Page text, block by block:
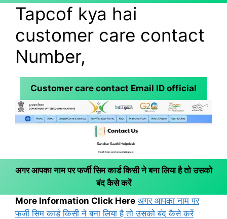
Tapcof kya hai
customer care contact
Number,
Customer care contact Email ID official
अगर आपका नाम पर फर्जी सिम कार्ड किसी ने बना लिया है तो उसको
बंद कैसे करें
More Information Click Here अगर आपका नाम पर
फर्जी सिम कार्ड किसी ने बना लिया है तो उसको बंद कैसे करें